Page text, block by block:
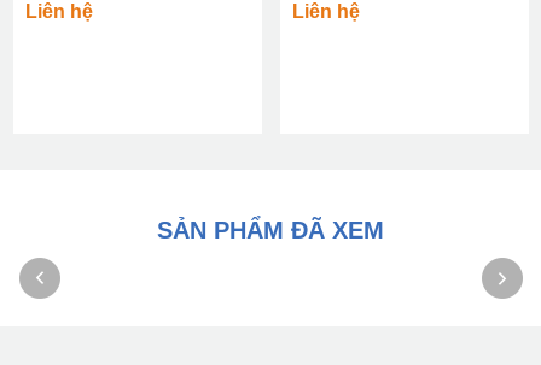
Liên hệ Liên hệ
SẢN PHẨM ĐÃ XEM